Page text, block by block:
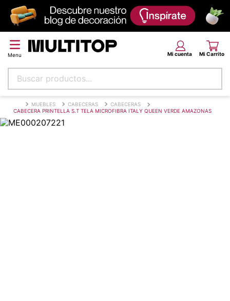
Buscar productos...
MUEBLES CABECERAS
CABECERAS
CABECERA PRINTELLA S.T TELA MICROFIBRA ITALY QUEEN VERDE AMAZONAS
Términos más buscados
papel tapiz